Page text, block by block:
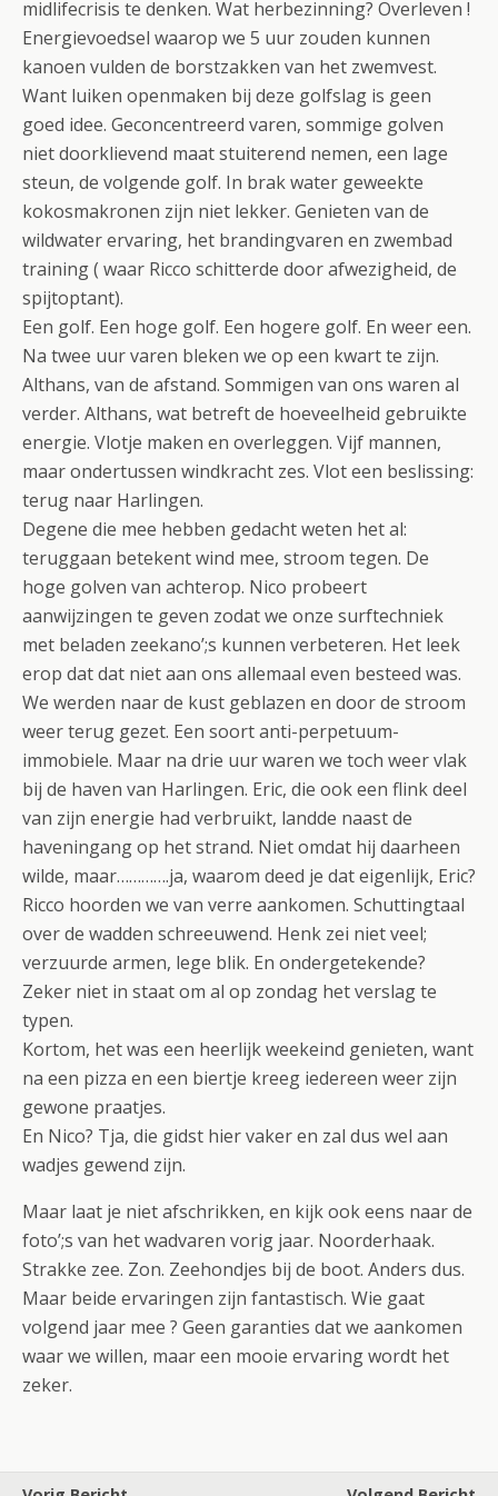
midlifecrisis te denken. Wat herbezinning? Overleven !
Energievoedsel waarop we 5 uur zouden kunnen
kanoen vulden de borstzakken van het zwemvest.
Want luiken openmaken bij deze golfslag is geen
goed idee. Geconcentreerd varen, sommige golven
niet doorklievend maat stuiterend nemen, een lage
steun, de volgende golf. In brak water geweekte
kokosmakronen zijn niet lekker. Genieten van de
wildwater ervaring, het brandingvaren en zwembad
training ( waar Ricco schitterde door afwezigheid, de
spijtoptant).
Een golf. Een hoge golf. Een hogere golf. En weer een.
Na twee uur varen bleken we op een kwart te zijn.
Althans, van de afstand. Sommigen van ons waren al
verder. Althans, wat betreft de hoeveelheid gebruikte
energie. Vlotje maken en overleggen. Vijf mannen,
maar ondertussen windkracht zes. Vlot een beslissing:
terug naar Harlingen.
Degene die mee hebben gedacht weten het al:
teruggaan betekent wind mee, stroom tegen. De
hoge golven van achterop. Nico probeert
aanwijzingen te geven zodat we onze surftechniek
met beladen zeekano’;s kunnen verbeteren. Het leek
erop dat dat niet aan ons allemaal even besteed was.
We werden naar de kust geblazen en door de stroom
weer terug gezet. Een soort anti-perpetuum-
immobiele. Maar na drie uur waren we toch weer vlak
bij de haven van Harlingen. Eric, die ook een flink deel
van zijn energie had verbruikt, landde naast de
haveningang op het strand. Niet omdat hij daarheen
wilde, maar………….ja, waarom deed je dat eigenlijk, Eric?
Ricco hoorden we van verre aankomen. Schuttingtaal
over de wadden schreeuwend. Henk zei niet veel;
verzuurde armen, lege blik. En ondergetekende?
Zeker niet in staat om al op zondag het verslag te
typen.
Kortom, het was een heerlijk weekeind genieten, want
na een pizza en een biertje kreeg iedereen weer zijn
gewone praatjes.
En Nico? Tja, die gidst hier vaker en zal dus wel aan
wadjes gewend zijn.
Maar laat je niet afschrikken, en kijk ook eens naar de
foto’;s van het wadvaren vorig jaar. Noorderhaak.
Strakke zee. Zon. Zeehondjes bij de boot. Anders dus.
Maar beide ervaringen zijn fantastisch. Wie gaat
volgend jaar mee ? Geen garanties dat we aankomen
waar we willen, maar een mooie ervaring wordt het
zeker.